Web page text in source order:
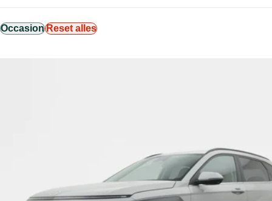
OccasionReset alles